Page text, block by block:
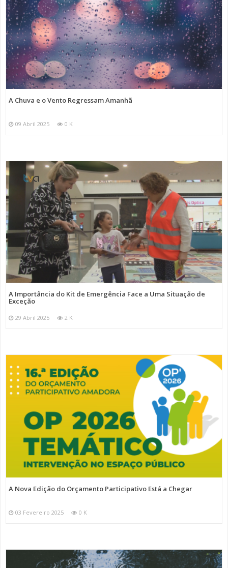
A Chuva e o Vento Regressam Amanhã
09 Abril 2025 0 K
A Importância do Kit de Emergência Face a Uma Situação de
Exceção
29 Abril 2025 2 K
A Nova Edição do Orçamento Participativo Está a Chegar
03 Fevereiro 2025 0 K